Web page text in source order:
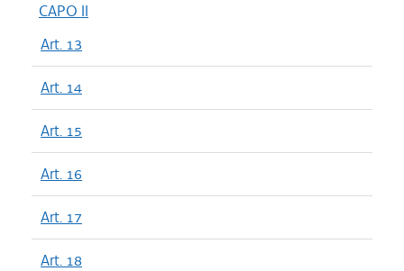
CAPO II
Art. 13
Art. 14
Art. 15
Art. 16
Art. 17
Art. 18